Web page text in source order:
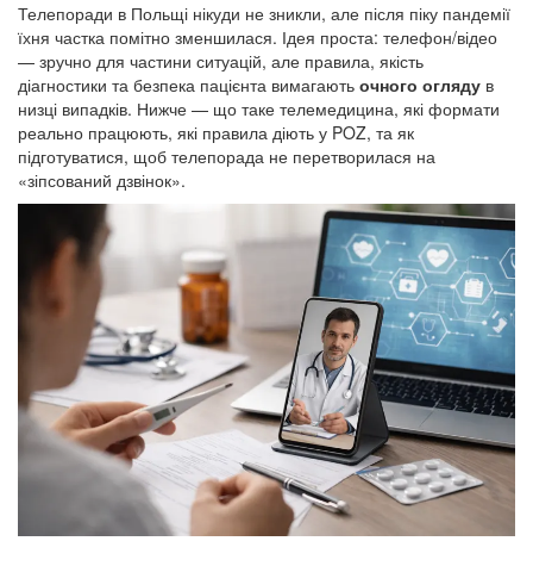
Телепоради в Польщі нікуди не зникли, але після піку пандемії
їхня частка помітно зменшилася. Ідея проста: телефон/відео
— зручно для частини ситуацій, але правила, якість
діагностики та безпека пацієнта вимагають очного огляду в
низці випадків. Нижче — що таке телемедицина, які формати
реально працюють, які правила діють у POZ, та як
підготуватися, щоб телепорада не перетворилася на
«зіпсований дзвінок».